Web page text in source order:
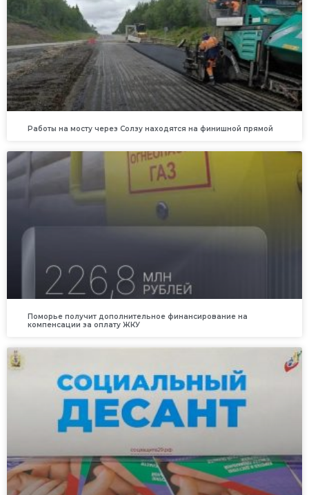
Работы на мосту через Солзу находятся на финишной прямой
Поморье получит дополнительное финансирование на
компенсации за оплату ЖКУ